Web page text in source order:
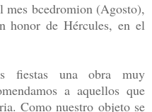
mes bcedromion (Agosto),
honor de Hércules, en el
fiestas una obra muy
a aquellos que
Como nuestro objeto se